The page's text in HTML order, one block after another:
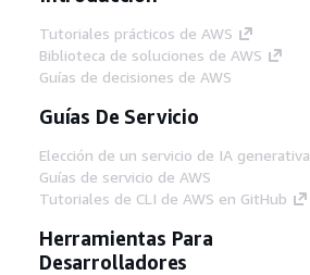
Tutoriales prácticos de AWS
Biblioteca de soluciones de AWS
Guías de decisiones de AWS
Guías De Servicio
Elección de un servicio de IA generativa
Guías de servicio de AWS
Tutoriales de CLI de AWS en GitHub
Herramientas Para
Desarrolladores